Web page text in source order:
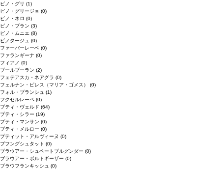
ピノ・グリ (1)
ピノ・グリージョ (0)
ピノ・ネロ (0)
ピノ・ブラン (3)
ピノ・ムニエ (8)
ピノタージュ (0)
ファーバーレーベ (0)
ファランギーナ (0)
フィアノ (0)
ブールブーラン (2)
フェテアスカ・ネアグラ (0)
フェルナン・ピレス（マリア・ゴメス） (0)
フォル・ブランシュ (1)
フクセルレーベ (0)
プティ・ヴェルド (64)
プティ・シラー (19)
プティ・マンサン (0)
プティ・メルロー (0)
プティット・アルヴィーヌ (0)
プフングシュタット (0)
ブラウアー・シュペートブルグンダー (0)
ブラウアー・ポルトギーザー (0)
ブラウフランキッシュ (0)